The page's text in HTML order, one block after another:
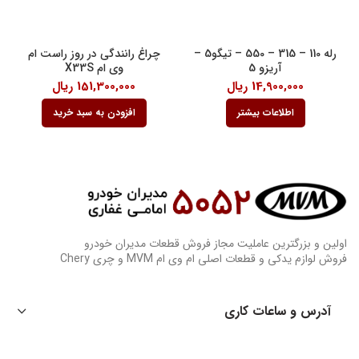
رله 110 – 315 – 550 – تیگو5 –
آریزو 5
14,900,000 ریال
اطلاعات بیشتر
چراغ رانندگی در روز راست ام
وی ام X33S
151,300,000 ریال
افزودن به سبد خرید
اولین و بزرگترین عاملیت مجاز فروش قطعات مدیران خودرو
فروش لوازم یدکی و قطعات اصلی ام وی ام MVM و چری Chery
آدرس و ساعات کاری